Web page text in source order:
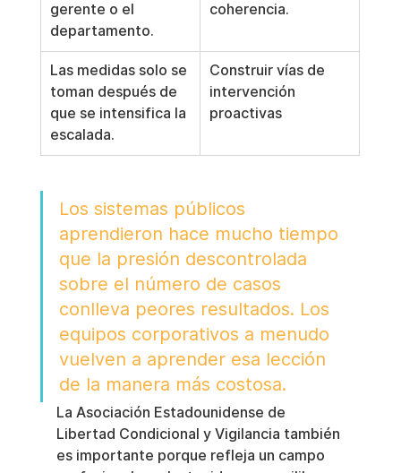
gerente o el
departamento.
coherencia.
Las medidas solo se
toman después de
que se intensifica la
escalada.
Construir vías de
intervención
proactivas
Los sistemas públicos
aprendieron hace mucho tiempo
que la presión descontrolada
sobre el número de casos
conlleva peores resultados. Los
equipos corporativos a menudo
vuelven a aprender esa lección
de la manera más costosa.
La Asociación Estadounidense de
Libertad Condicional y Vigilancia también
es importante porque refleja un campo